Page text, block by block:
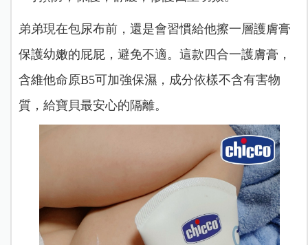
弟弟現在包尿布前，還是會習慣給他擦一層護膚膏
保護幼嫩的屁屁，避免不適。這款四合一護膚膏，
含維他命原B5可加強保濕，成分依樣不含有害物
質，給寶貝最安心的隔離。